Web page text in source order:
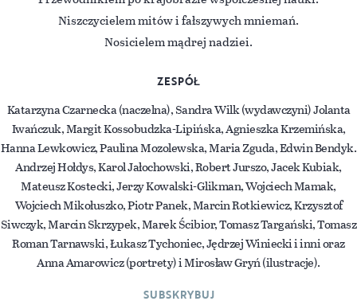
Niszczycielem mitów i fałszywych mniemań.
Nosicielem mądrej nadziei.
ZESPÓŁ
Katarzyna Czarnecka (naczelna), Sandra Wilk (wydawczyni) Jolanta
Iwańczuk, Margit Kossobudzka-Lipińska, Agnieszka Krzemińska,
Hanna Lewkowicz, Paulina Mozolewska, Maria Zguda, Edwin Bendyk.
Andrzej Hołdys, Karol Jałochowski, Robert Jurszo, Jacek Kubiak,
Mateusz Kostecki, Jerzy Kowalski-Glikman, Wojciech Mamak,
Wojciech Mikołuszko, Piotr Panek, Marcin Rotkiewicz, Krzysztof
Siwczyk, Marcin Skrzypek, Marek Ścibior, Tomasz Targański, Tomasz
Roman Tarnawski, Łukasz Tychoniec, Jędrzej Winiecki i inni oraz
Anna Amarowicz (portrety) i Mirosław Gryń (ilustracje).
SUBSKRYBUJ